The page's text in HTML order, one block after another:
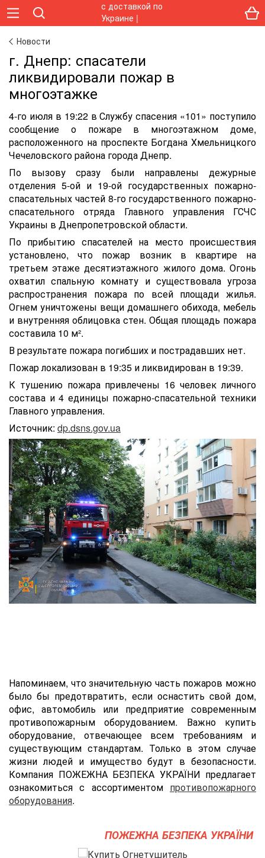
Новости
г. Днепр: спасатели
ликвидировали пожар в
многоэтажке
4-го июля в 19:22 в Службу спасения «101» поступило
сообщение о пожаре в многоэтажном доме,
расположенного на проспекте Богдана Хмельницкого
Чечеловского района города Днепр.
По вызову сразу были направлены дежурные
отделения 5-ой и 19-ой государственных пожарно-
спасательных частей 8-го государственного пожарно-
спасательного отряда Главного управления ГСЧС
Украины в Днепропетровской области.
По прибытию спасателей на место происшествия
установлено, что пожар возник в квартире на
третьем этаже десятиэтажного жилого дома. Огонь
охватил спальную комнату и существовала угроза
распространения пожара по всей площади жилья.
Огнем уничтожены вещи домашнего обихода, мебель
и внутренняя облицовка стен. Общая площадь пожара
составила 10 м².
В результате пожара погибших и пострадавших нет.
Пожар локализован в 19:35 и ликвидирован в 19:39.
К тушению пожара привлечены 16 человек личного
состава и 4 единицы пожарно-спасательной техники
Главного управления.
Источник: dp.dsns.gov.ua
Напоминаем, что значительную часть пожаров можно
было бы предотвратить, если оснастить cвой дом,
офис, автомобиль или предприятие современным
противопожарным оборудованием. Важно купить
оборудование, отвечающее всем требованиям и
существующим стандартам. Только в этом случае
жизни людей и имущество будут в безопасности.
Компания ПОЖЕЖНА БЕЗПЕКА УКРАЇНИ предлагает
ознакомиться с ассортиментом противопожарного
оборудования.
ПОЖЕЖНА БЕЗПЕКА УКРАЇНИ